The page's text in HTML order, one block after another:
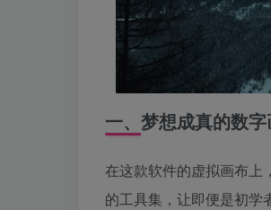
一、梦想成真的数
在这款软件的虚拟画布上
的工具集，让即便是初学